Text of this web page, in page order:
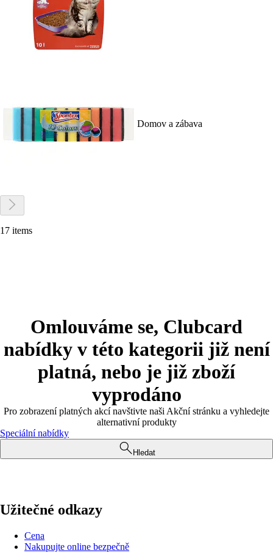
Domov a zábava
17 items
Omlouváme se, Clubcard
nabídky v této kategorii již není
platná, nebo je již zboží
vyprodáno
Pro zobrazení platných akcí navštivte naši Akční stránku a vyhledejte
alternativní produkty
Speciální nabídky
Hledat
Užitečné odkazy
Cena
Nakupujte online bezpečně